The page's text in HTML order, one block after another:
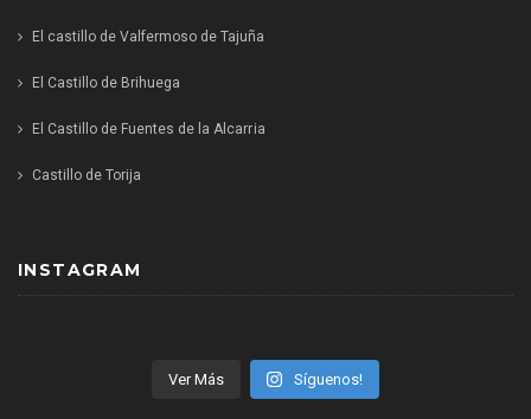
El castillo de Valfermoso de Tajuña
El Castillo de Brihuega
El Castillo de Fuentes de la Alcarria
Castillo de Torija
INSTAGRAM
Ver Más Síguenos!